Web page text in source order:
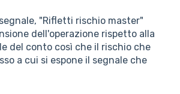
"Rifletti rischio master"
dell'operazione rispetto alla
del conto così che il rischio che
a cui si espone il segnale che